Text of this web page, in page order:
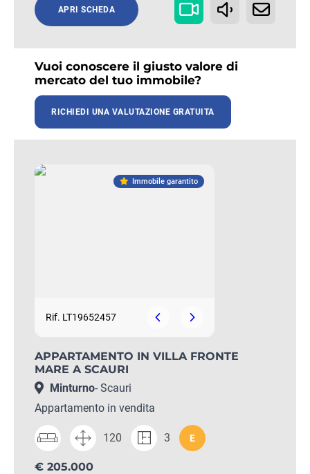
APRI SCHEDA
Vuoi conoscere il giusto valore di
mercato del tuo immobile?
RICHIEDI UNA VALUTAZIONE GRATUITA
Immobile garantito
Rif. LT19652457
APPARTAMENTO IN VILLA FRONTE
MARE A SCAURI
Minturno- Scauri
Appartamento in vendita
120 3 E
€ 205.000